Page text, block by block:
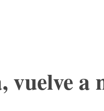
vuelve a